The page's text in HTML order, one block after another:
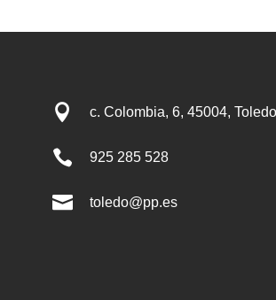
 c. Colombia, 6, 45004, Toledo
 925 285 528
 toledo@pp.es